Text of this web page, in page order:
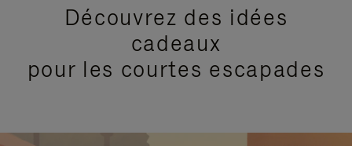
Découvrez des idées
cadeaux
pour les courtes escapades